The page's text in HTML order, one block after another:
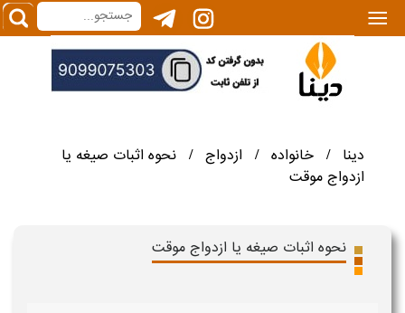
|||
دینا / خانواده / ازدواج /
نحوه اثبات صیغه یا
ازدواج موقت
نحوه اثبات صیغه یا ازدواج موقت